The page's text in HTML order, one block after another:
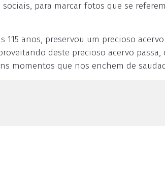
para marcar fotos que se
115 anos, preservou um precioso
deste precioso acervo
momentos que nos enchem de